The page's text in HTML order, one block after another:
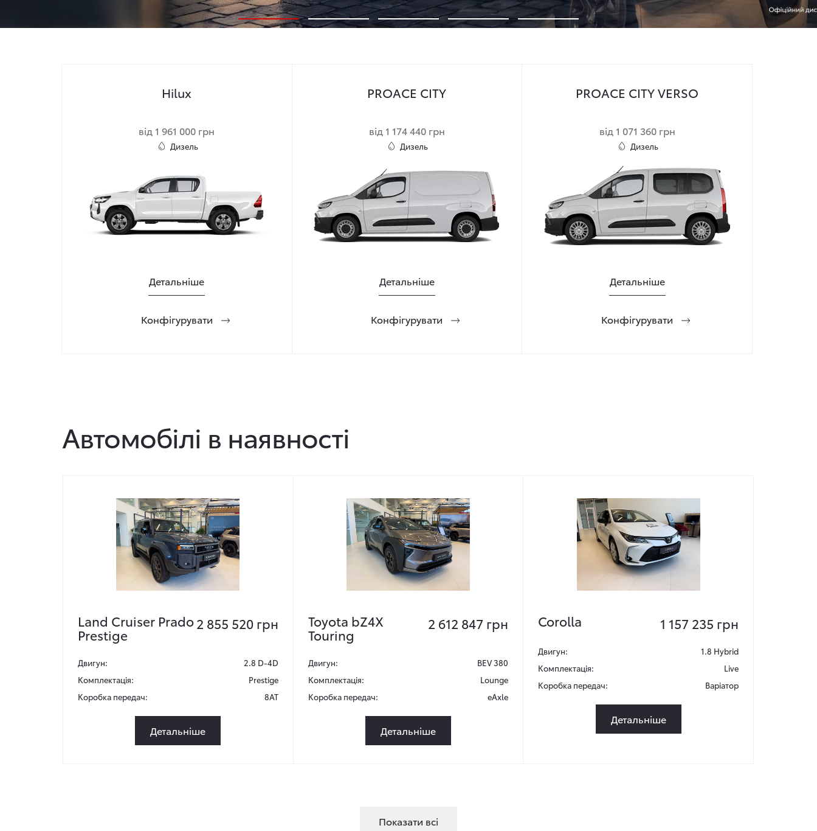
Hilux
від 1 961 000 грн
Дизель
Детальніше
Конфігурувати
PROACE CITY
від 1 174 440 грн
Дизель
Детальніше
Конфігурувати
PROACE CITY VERSO
від 1 071 360 грн
Дизель
Детальніше
Конфігурувати
Автомобілі в наявності
Land Cruiser Prado
Prestige
2 855 520 грн
Двигун:
2.8 D-4D
Комплектація:
Prestige
Коробка передач:
8AT
Детальніше
Toyota bZ4X
Touring
2 612 847 грн
Двигун:
BEV 380
Комплектація:
Lounge
Коробка передач:
eAxle
Детальніше
Corolla 1 157 235 грн
Двигун:
1.8 Hybrid
Комплектація:
Live
Коробка передач:
Варіатор
Детальніше
Показати всі